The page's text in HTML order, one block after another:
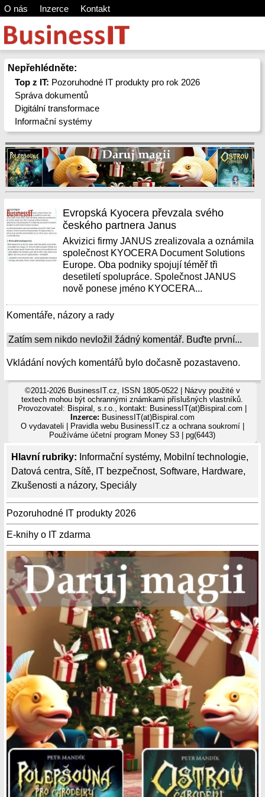
O nás Inzerce Kontakt
Nepřehlédněte:
Top z IT: Pozoruhodné IT produkty pro rok 2026
Správa dokumentů
Digitální transformace
Informační systémy
Hlavní rubriky: Informační systémy, Mobilní technologie,
Datová centra, Sítě, IT bezpečnost, Software, Hardware,
Zkušenosti a názory, Speciály
Pozoruhodné IT produkty 2026
E-knihy o IT zdarma
Evropská Kyocera převzala svého
českého partnera Janus
Akvizici firmy JANUS zrealizovala a oznámila
společnost KYOCERA Document Solutions
Europe. Oba podniky spojují téměř tři
desetiletí spolupráce. Společnost JANUS
nově ponese jméno KYOCERA...
Komentáře, názory a rady
Zatím sem nikdo nevložil žádný komentář. Buďte první...
Vkládání nových komentářů bylo dočasně pozastaveno.
©2011-2026 BusinessIT.cz, ISSN 1805-0522 | Názvy použité v
textech mohou být ochrannými známkami příslušných vlastníků.
Provozovatel: Bispiral, s.r.o., kontakt: BusinessIT(at)Bispiral.com |
Inzerce: BusinessIT(at)Bispiral.com
O vydavateli
Pravidla webu BusinessIT.cz a ochrana soukromí|
Používámeúčetní program Money S3 | pg(6443)